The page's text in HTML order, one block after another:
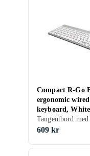
Compact R-Go
ergonomic wired
keyboard, White
(Nordic)
609 kr